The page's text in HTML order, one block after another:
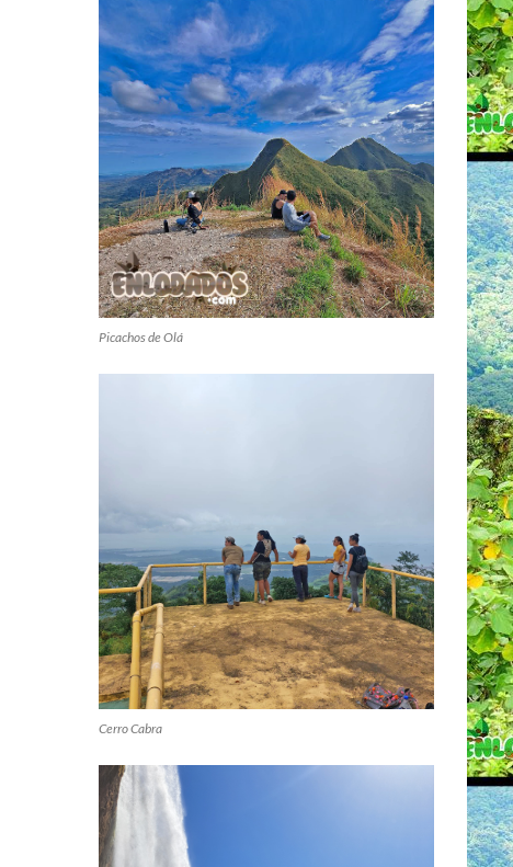
Picachos de Olá
Cerro Cabra